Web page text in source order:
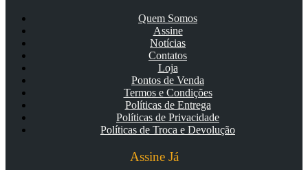
Quem Somos
Assine
Notícias
Contatos
Loja
Pontos de Venda
Termos e Condições
Políticas de Entrega
Políticas de Privacidade
Políticas de Troca e Devolução
Assine Já